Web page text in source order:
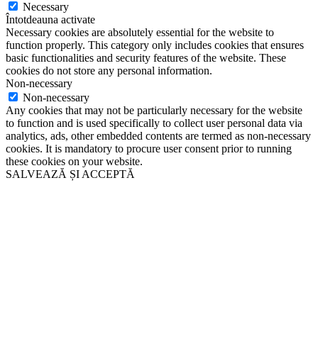
Necessary
Întotdeauna activate
Necessary cookies are absolutely essential for the website to
function properly. This category only includes cookies that ensures
basic functionalities and security features of the website. These
cookies do not store any personal information.
Non-necessary
Non-necessary
Any cookies that may not be particularly necessary for the website
to function and is used specifically to collect user personal data via
analytics, ads, other embedded contents are termed as non-necessary
cookies. It is mandatory to procure user consent prior to running
these cookies on your website.
SALVEAZĂ ȘI ACCEPTĂ